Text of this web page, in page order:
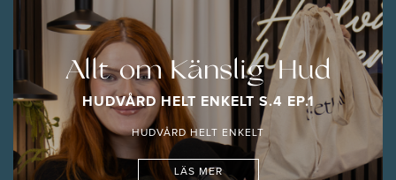
Allt om Känslig Hud
HUDVÅRD HELT ENKELT S.4 EP.1
HUDVÅRD HELT ENKELT
LÄS MER